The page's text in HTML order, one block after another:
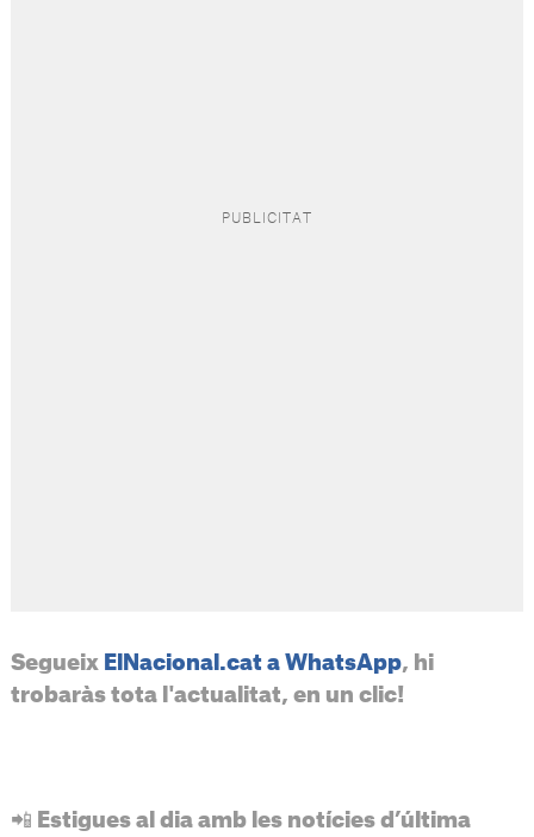
Segueix ElNacional.cat a WhatsApp, hi
trobaràs tota l'actualitat, en un clic!
📲 Estigues al dia amb les notícies d’última